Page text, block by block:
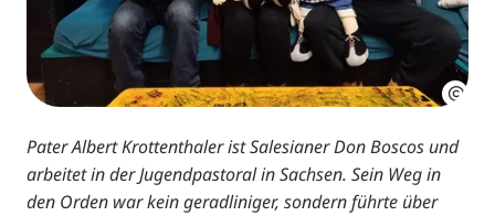
Pater Albert Krottenthaler ist Salesianer Don Boscos und
arbeitet in der Jugendpastoral in Sachsen. Sein Weg in
den Orden war kein geradliniger, sondern führte über